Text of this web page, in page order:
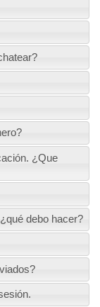
¿Que
debo hacer?